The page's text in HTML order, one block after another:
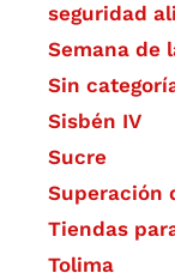
seguridad
Semana de
Sin
Sisbén IV
Sucre
Superación
Tiendas
Tolima